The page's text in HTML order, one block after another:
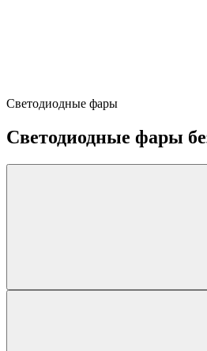
Светодиодные фары
Светодиодные фары